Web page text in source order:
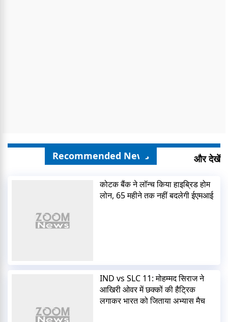
Recommended News और देखें
कोटक बैंक ने लॉन्च किया हाइब्रिड होम
लोन, 65 महीने तक नहीं बदलेगी ईएमआई
IND vs SLC 11: मोहम्मद सिराज ने
आखिरी ओवर में छक्कों की हैट्रिक
लगाकर भारत को जिताया अभ्यास मैच